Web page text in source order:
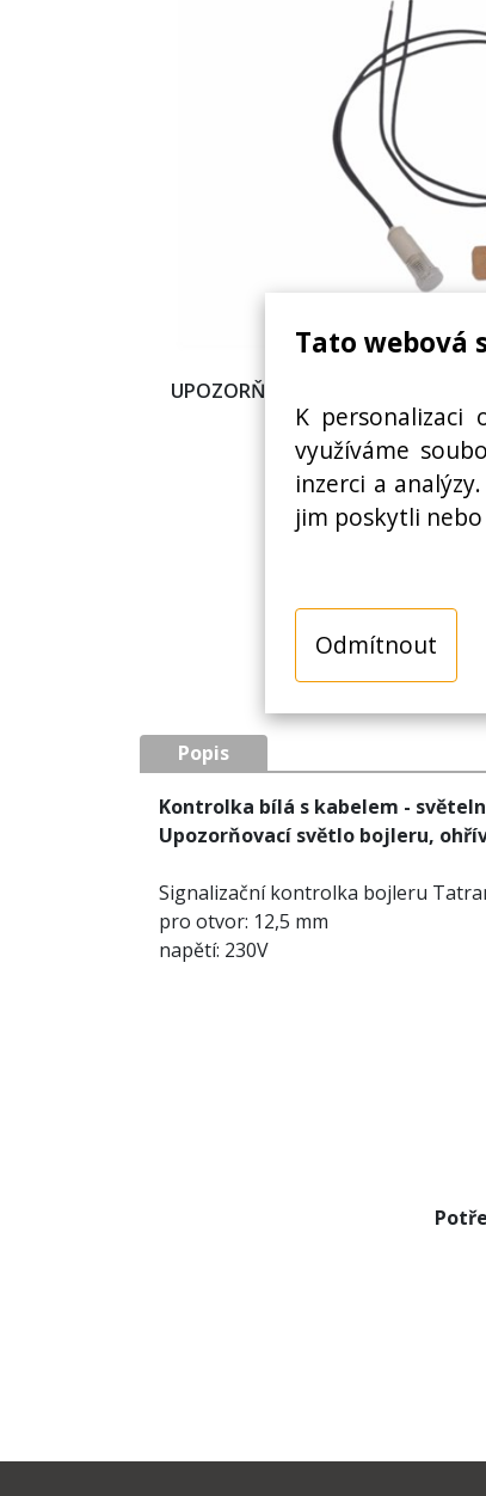
Tato webová
K personalizaci
využíváme
inzerci a
jim poskytli
Odmítnout
UPOZORŇOVACÍ SVĚTLO
Popis
Kontrolka bílá s kabelem -
Upozorňovací světlo bojleru,
Signalizační kontrolka bojleru
pro otvor: 12,5 mm
napětí: 230V